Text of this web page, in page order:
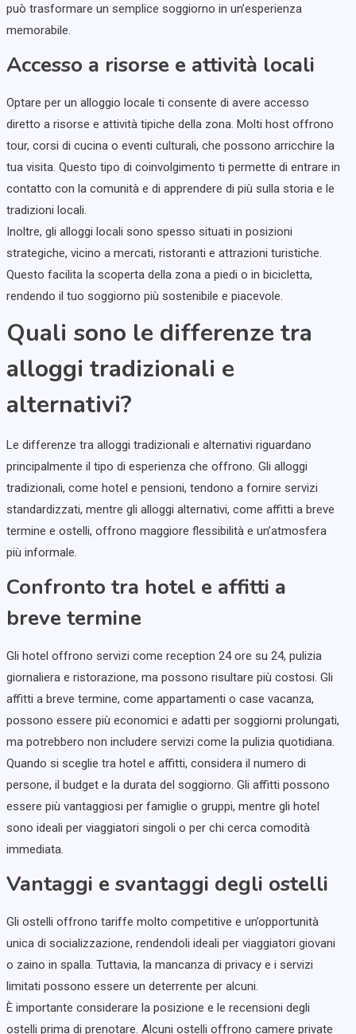
può trasformare un semplice soggiorno in un’esperienza
memorabile.
Accesso a risorse e attività locali
Optare per un alloggio locale ti consente di avere accesso
diretto a risorse e attività tipiche della zona. Molti host offrono
tour, corsi di cucina o eventi culturali, che possono arricchire la
tua visita. Questo tipo di coinvolgimento ti permette di entrare in
contatto con la comunità e di apprendere di più sulla storia e le
tradizioni locali.
Inoltre, gli alloggi locali sono spesso situati in posizioni
strategiche, vicino a mercati, ristoranti e attrazioni turistiche.
Questo facilita la scoperta della zona a piedi o in bicicletta,
rendendo il tuo soggiorno più sostenibile e piacevole.
Quali sono le differenze tra
alloggi tradizionali e
alternativi?
Le differenze tra alloggi tradizionali e alternativi riguardano
principalmente il tipo di esperienza che offrono. Gli alloggi
tradizionali, come hotel e pensioni, tendono a fornire servizi
standardizzati, mentre gli alloggi alternativi, come affitti a breve
termine e ostelli, offrono maggiore flessibilità e un’atmosfera
più informale.
Confronto tra hotel e affitti a
breve termine
Gli hotel offrono servizi come reception 24 ore su 24, pulizia
giornaliera e ristorazione, ma possono risultare più costosi. Gli
affitti a breve termine, come appartamenti o case vacanza,
possono essere più economici e adatti per soggiorni prolungati,
ma potrebbero non includere servizi come la pulizia quotidiana.
Quando si sceglie tra hotel e affitti, considera il numero di
persone, il budget e la durata del soggiorno. Gli affitti possono
essere più vantaggiosi per famiglie o gruppi, mentre gli hotel
sono ideali per viaggiatori singoli o per chi cerca comodità
immediata.
Vantaggi e svantaggi degli ostelli
Gli ostelli offrono tariffe molto competitive e un’opportunità
unica di socializzazione, rendendoli ideali per viaggiatori giovani
o zaino in spalla. Tuttavia, la mancanza di privacy e i servizi
limitati possono essere un deterrente per alcuni.
È importante considerare la posizione e le recensioni degli
ostelli prima di prenotare. Alcuni ostelli offrono camere private